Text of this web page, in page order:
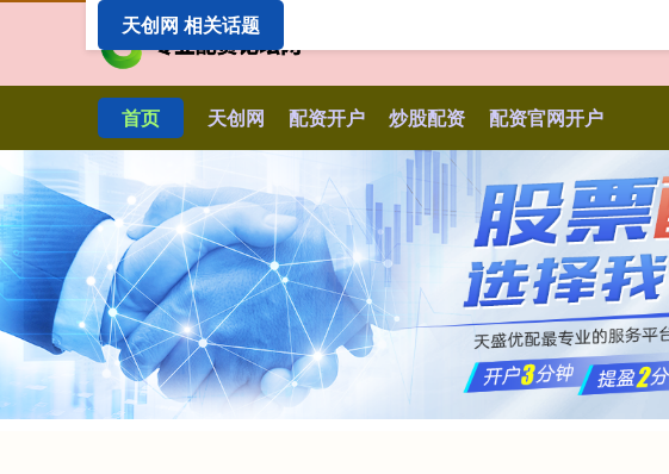
首页 天创网 配资开户 炒股配资 配资官网开户
天创网 相关话题